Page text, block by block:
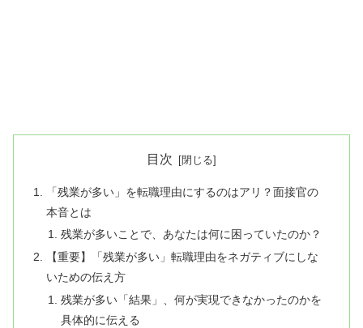
目次
「残業が多い」を転職理由にするのはアリ？面接官の
本音とは
残業が多いことで、あなたは何に困っていたのか？
【重要】「残業が多い」転職理由をネガティブにしな
いための伝え方
残業が多い「結果」、何が実現できなかったのかを
具体的に伝える